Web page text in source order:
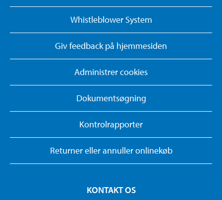
Whistleblower System
Giv feedback på hjemmesiden
Administrer cookies
Dokumentsøgning
Kontrolrapporter
Returner eller annuller onlinekøb
KONTAKT OS